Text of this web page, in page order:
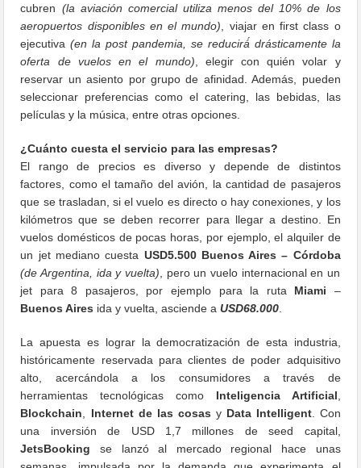
cubren (la aviación comercial utiliza menos del 10% de los
aeropuertos disponibles en el mundo) , viajar en first class o
ejecutiva(en la post pandemia, se reducirá́ drásticamente la
oferta de vuelos en el mundo) , elegir con quién volar y
reservar un asiento por grupo de afinidad. Además, pueden
seleccionar preferencias como el catering, las bebidas, las
películas y la música, entre otras opciones.
¿Cuánto cuesta el servicio para las empresas?
El rango de precios es diverso y depende de distintos
factores, como el tamaño del avión, la cantidad de pasajeros
que se trasladan, si el vuelo es directo o hay conexiones, y los
kilómetros que se deben recorrer para llegar a destino. En
vuelos domésticos de pocas horas, por ejemplo, el alquiler de
un jet mediano cuesta USD5.500 Buenos Aires – Córdoba
(de Argentina, ida y vuelta) , pero un vuelo internacional en un
jet para 8 pasajeros, por ejemplo para la ruta Miami –
Buenos Aires ida y vuelta, asciende aUSD68.000
La apuesta es lograr la democratización de esta industria,
históricamente reservada para clientes de poder adquisitivo
alto, acercándola a los consumidores a través de
herramientas tecnológicas como Inteligencia Artificial
Blockchain
Internet de las cosas y Data Intelligent. Con
una inversión de USD 1,7 millones de seed capital,
JetsBooking se lanzó al mercado regional hace unas